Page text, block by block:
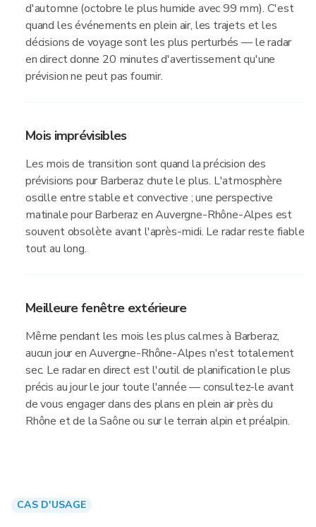
d'automne (octobre le plus humide avec 99 mm). C'est
quand les événements en plein air, les trajets et les
décisions de voyage sont les plus perturbés — le radar
en direct donne 20 minutes d'avertissement qu'une
prévision ne peut pas fournir.
Mois imprévisibles
Les mois de transition sont quand la précision des
prévisions pour Barberaz chute le plus. L'atmosphère
oscille entre stable et convective ; une perspective
matinale pour Barberaz en Auvergne-Rhône-Alpes est
souvent obsolète avant l'après-midi. Le radar reste fiable
tout au long.
Meilleure fenêtre extérieure
Même pendant les mois les plus calmes à Barberaz,
aucun jour en Auvergne-Rhône-Alpes n'est totalement
sec. Le radar en direct est l'outil de planification le plus
précis au jour le jour toute l'année — consultez-le avant
de vous engager dans des plans en plein air près du
Rhône et de la Saône ou sur le terrain alpin et préalpin.
CAS D'USAGE